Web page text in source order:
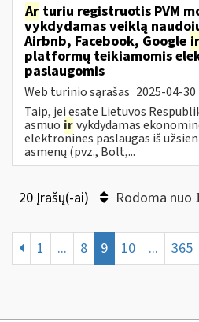
Ar turiu registruotis PVM
vykdydamas veiklą
Airbnb, Facebook, Google ir
platformų teikiamomis
paslaugomis
Web turinio sąrašas 2025-04-30
Taip, jei esate Lietuvos
asmuo irvykdydamas
elektronines paslaugas iš
asmenų (pvz., Bolt,...
20 Įrašų(-ai) Rodoma nuo
1 ... 8 9 10 ... 365